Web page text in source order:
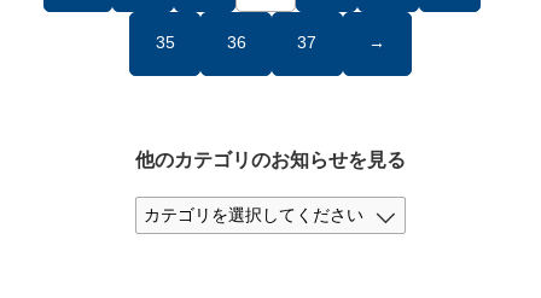
35 36 37 →
他のカテゴリのお知らせを見る